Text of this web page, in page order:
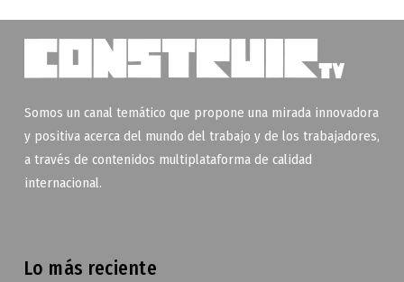
Somos un canal temático que propone una mirada innovadora
y positiva acerca del mundo del trabajo y de los trabajadores,
a través de contenidos multiplataforma de calidad
internacional.
Lo más reciente